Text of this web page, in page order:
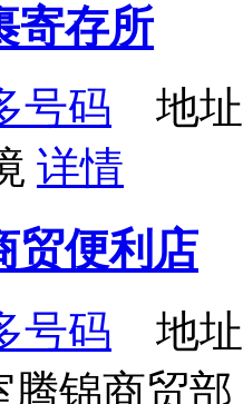
寄存所
号码 地址
详情
贸便利店
号码 地址
腾锦商贸部